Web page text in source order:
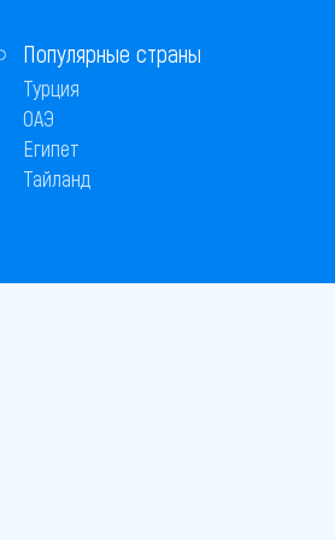
Популярные страны
Турция
ОАЭ
Египет
Тайланд